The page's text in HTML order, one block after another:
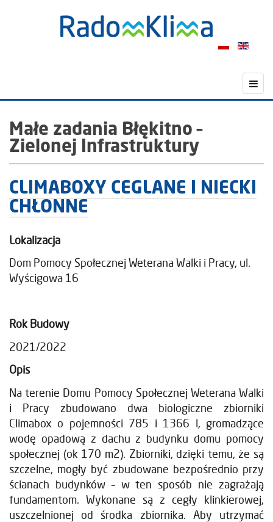
Małe zadania Błękitno –
Zielonej Infrastruktury
CLIMABOXY CEGLANE I NIECKI
CHŁONNE
Lokalizacja
Dom Pomocy Społecznej Weterana Walki i Pracy, ul.
Wyścigowa 16
Rok Budowy
2021/2022
Opis
Na terenie Domu Pomocy Społecznej Weterana Walki
i Pracy zbudowano dwa biologiczne zbiorniki
Climabox o pojemności 785 i 1366 l, gromadzące
wodę opadową z dachu z budynku domu pomocy
społecznej (ok 170 m2). Zbiorniki, dzięki temu, że są
szczelne, mogły być zbudowane bezpośrednio przy
ścianach budynków – w ten sposób nie zagrażają
fundamentom. Wykonane są z cegły klinkierowej,
uszczelnionej od środka zbiornika. Aby utrzymać